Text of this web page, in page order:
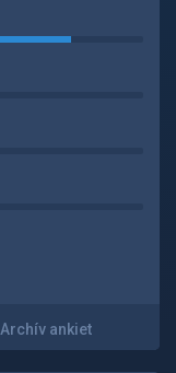
Archív ankiet